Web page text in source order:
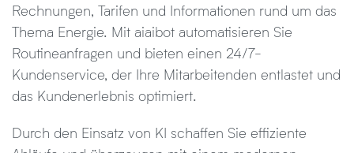
Rechnungen, Tarifen und Informationen rund um das
Thema Energie. Mit aiaibot automatisieren Sie
Routineanfragen und bieten einen 24/7-
Kundenservice, der Ihre Mitarbeitenden entlastet und
das Kundenerlebnis optimiert.
Durch den Einsatz von KI schaffen Sie effiziente